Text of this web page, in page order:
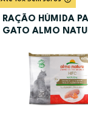
RAÇÃO HÚMIDA
GATO ALMO
6X55GR